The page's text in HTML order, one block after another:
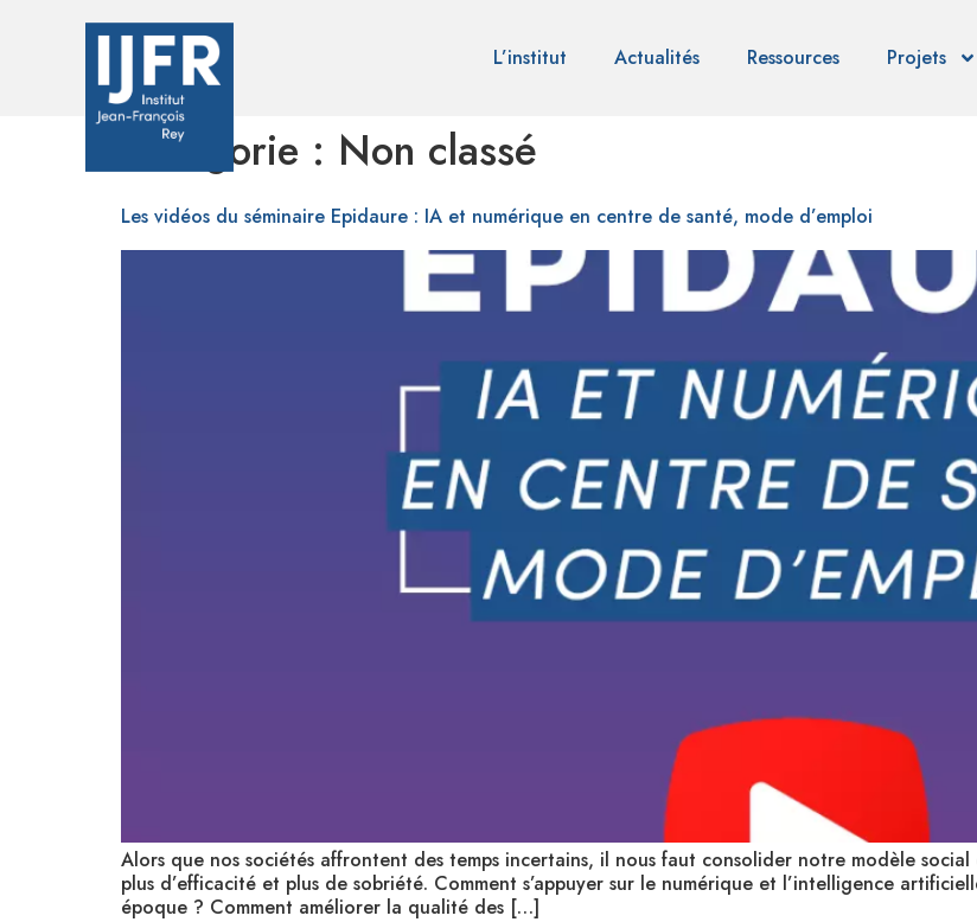
L’institut Actualités Ressources Projets
Catégorie : Non classé
Les vidéos du séminaire Epidaure : IA et numérique en centre de santé, mode d’emploi
Alors que nos sociétés affrontent des temps incertains, il nous faut consolider notre modèle
plus d’efficacité et plus de sobriété. Comment s’appuyer sur le numérique et l’intelligence
époque ? Comment améliorer la qualité des […]